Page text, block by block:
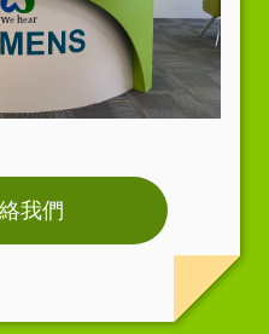
我們